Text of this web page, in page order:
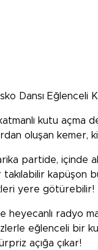
Dansı
kutu açma
oluşan kemer,
partide, içinde
takılabilir kapüşon
yere götürebilir!
heyecanlı radyo
eğlenceli bir
açığa çıkar!